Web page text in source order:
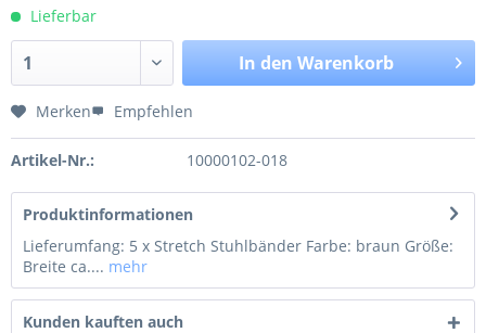
Lieferbar
In den Warenkorb
Merken Empfehlen
Artikel-Nr.: 10000102-018
Produktinformationen
Lieferumfang: 5 x Stretch Stuhlbänder Farbe: braun Größe:
Breite ca.... mehr
Kunden kauften auch